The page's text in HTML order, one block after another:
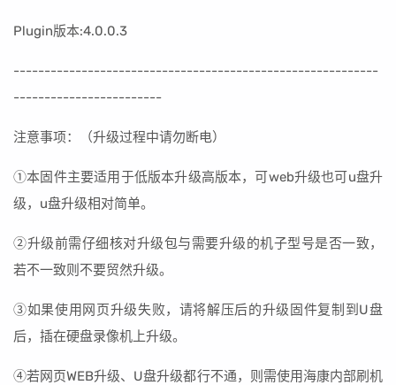
Plugin版本:4.0.0.3
-----------------------------------------------------------
------------------------
注意事项：（升级过程中请勿断电）
①本固件主要适用于低版本升级高版本，可web升级也可u盘升
级，u盘升级相对简单。
②升级前需仔细核对升级包与需要升级的机子型号是否一致，
若不一致则不要贸然升级。
③如果使用网页升级失败，请将解压后的升级固件复制到U盘
后，插在硬盘录像机上升级。
④若网页WEB升级、U盘升级都行不通，则需使用海康内部刷机